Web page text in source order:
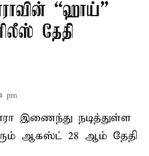
“ஹாய்”
தேதி
pm
இணைந்து நடித்துள்ள
ஆகஸ்ட் 28 ஆம் தேதி